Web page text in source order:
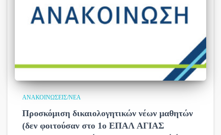
ΑΝΑΚΟΙΝΏΣΕΙΣ/ΝΈΑ
Προσκόμιση δικαιολογητικών νέων μαθητών
(δεν φοιτούσαν στο 1ο ΕΠΑΛ ΑΓΙΑΣ